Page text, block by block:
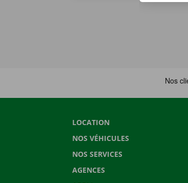
LOCATION
NOS VÉHICULES
NOS SERVICES
AGENCES